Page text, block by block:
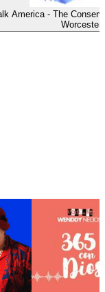
America - The
Worcester